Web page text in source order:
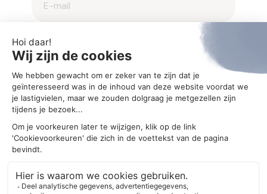
2025 © Aegis
Privacybeleid en cookieverklaring